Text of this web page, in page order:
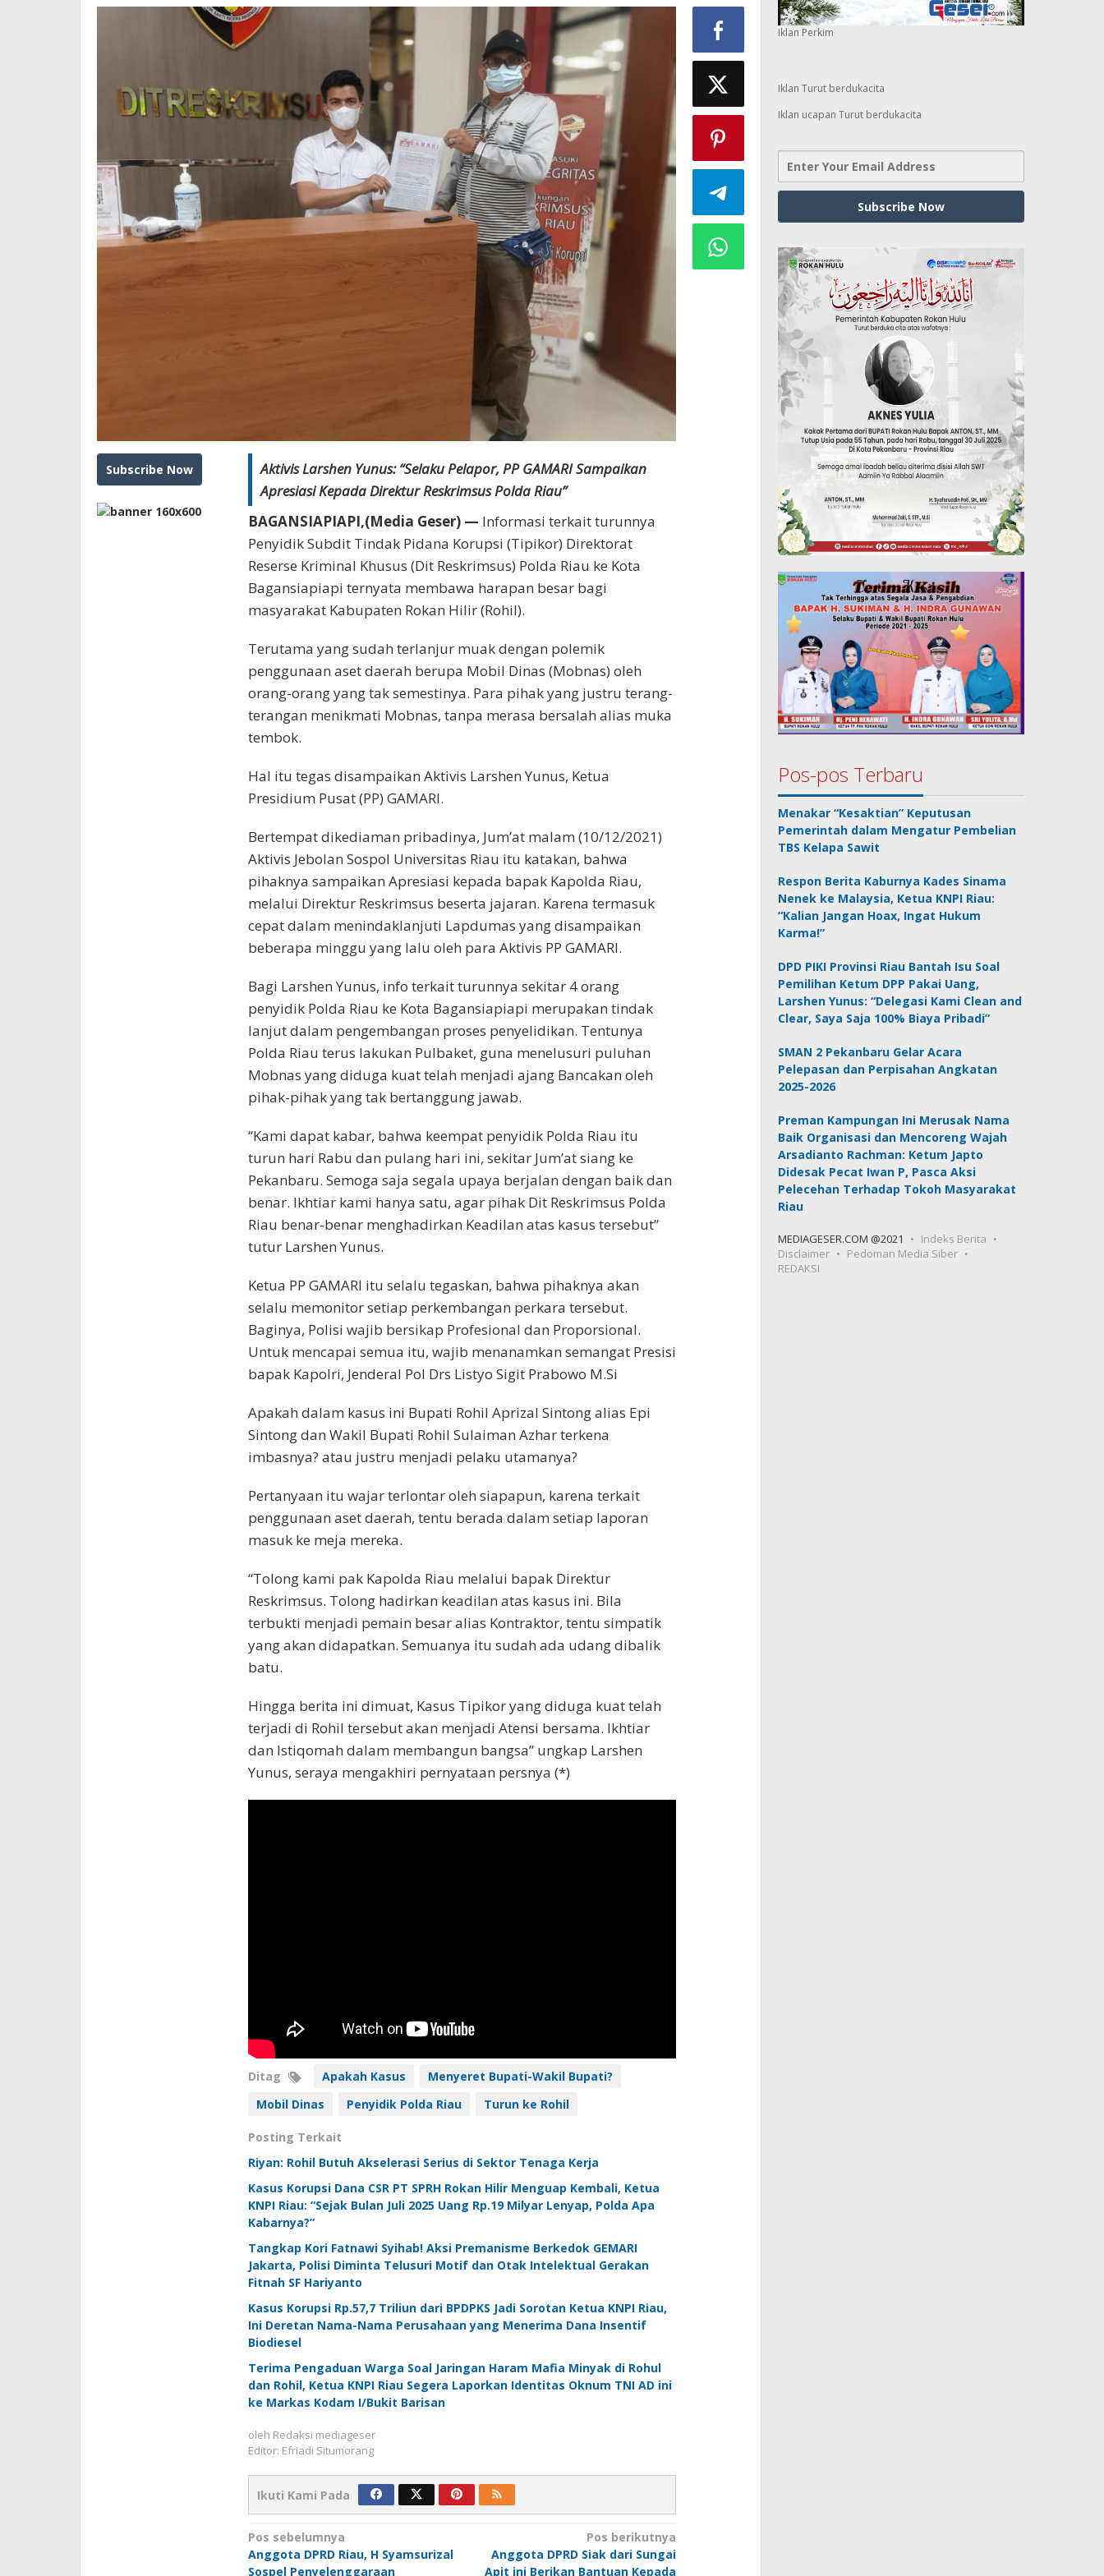
Aktivis Larshen Yunus: “Selaku Pelapor, PP GAMARI Sampaikan
Apresiasi Kepada Direktur Reskrimsus Polda Riau”
BAGANSIAPIAPI,(Media Geser) — Informasi terkait turunnya
Penyidik Subdit Tindak Pidana Korupsi (Tipikor) Direktorat
Reserse Kriminal Khusus (Dit Reskrimsus) Polda Riau ke Kota
Bagansiapiapi ternyata membawa harapan besar bagi
masyarakat Kabupaten Rokan Hilir (Rohil).
Terutama yang sudah terlanjur muak dengan polemik
penggunaan aset daerah berupa Mobil Dinas (Mobnas) oleh
orang-orang yang tak semestinya. Para pihak yang justru terang-
terangan menikmati Mobnas, tanpa merasa bersalah alias muka
tembok.
Hal itu tegas disampaikan Aktivis Larshen Yunus, Ketua
Presidium Pusat (PP) GAMARI.
Bertempat dikediaman pribadinya, Jum’at malam (10/12/2021)
Aktivis Jebolan Sospol Universitas Riau itu katakan, bahwa
pihaknya sampaikan Apresiasi kepada bapak Kapolda Riau,
melalui Direktur Reskrimsus beserta jajaran. Karena termasuk
cepat dalam menindaklanjuti Lapdumas yang disampaikan
beberapa minggu yang lalu oleh para Aktivis PP GAMARI.
Bagi Larshen Yunus, info terkait turunnya sekitar 4 orang
penyidik Polda Riau ke Kota Bagansiapiapi merupakan tindak
lanjut dalam pengembangan proses penyelidikan. Tentunya
Polda Riau terus lakukan Pulbaket, guna menelusuri puluhan
Mobnas yang diduga kuat telah menjadi ajang Bancakan oleh
pihak-pihak yang tak bertanggung jawab.
“Kami dapat kabar, bahwa keempat penyidik Polda Riau itu
turun hari Rabu dan pulang hari ini, sekitar Jum’at siang ke
Pekanbaru. Semoga saja segala upaya berjalan dengan baik dan
benar. Ikhtiar kami hanya satu, agar pihak Dit Reskrimsus Polda
Riau benar-benar menghadirkan Keadilan atas kasus tersebut”
tutur Larshen Yunus.
Ketua PP GAMARI itu selalu tegaskan, bahwa pihaknya akan
selalu memonitor setiap perkembangan perkara tersebut.
Baginya, Polisi wajib bersikap Profesional dan Proporsional.
Untuk mencapai semua itu, wajib menanamkan semangat Presisi
bapak Kapolri, Jenderal Pol Drs Listyo Sigit Prabowo M.Si
Apakah dalam kasus ini Bupati Rohil Aprizal Sintong alias Epi
Sintong dan Wakil Bupati Rohil Sulaiman Azhar terkena
imbasnya? atau justru menjadi pelaku utamanya?
Pertanyaan itu wajar terlontar oleh siapapun, karena terkait
penggunaan aset daerah, tentu berada dalam setiap laporan
masuk ke meja mereka.
“Tolong kami pak Kapolda Riau melalui bapak Direktur
Reskrimsus. Tolong hadirkan keadilan atas kasus ini. Bila
terbukti menjadi pemain besar alias Kontraktor, tentu simpatik
yang akan didapatkan. Semuanya itu sudah ada udang dibalik
batu.
Hingga berita ini dimuat, Kasus Tipikor yang diduga kuat telah
terjadi di Rohil tersebut akan menjadi Atensi bersama. Ikhtiar
dan Istiqomah dalam membangun bangsa” ungkap Larshen
Yunus, seraya mengakhiri pernyataan persnya (*)
Ditag Apakah Kasus
Menyeret Bupati-Wakil Bupati?
Mobil Dinas
Penyidik Polda Riau Turun ke Rohil
Posting Terkait
Riyan: Rohil Butuh Akselerasi Serius di Sektor Tenaga Kerja
Kasus Korupsi Dana CSR PT SPRH Rokan Hilir Menguap Kembali, Ketua
KNPI Riau: “Sejak Bulan Juli 2025 Uang Rp.19 Milyar Lenyap, Polda Apa
Kabarnya?”
Tangkap Kori Fatnawi Syihab! Aksi Premanisme Berkedok GEMARI
Jakarta, Polisi Diminta Telusuri Motif dan Otak Intelektual Gerakan
Fitnah SF Hariyanto
Kasus Korupsi Rp.57,7 Triliun dari BPDPKS Jadi Sorotan Ketua KNPI Riau,
Ini Deretan Nama-Nama Perusahaan yang Menerima Dana Insentif
Biodiesel
Terima Pengaduan Warga Soal Jaringan Haram Mafia Minyak di Rohul
dan Rohil, Ketua KNPI Riau Segera Laporkan Identitas Oknum TNI AD ini
ke Markas Kodam I/Bukit Barisan
oleh Redaksi mediageser
Editor: Efriadi Situmorang
Ikuti Kami Pada
Navigasi
pos
Pos sebelumnya
Anggota DPRD Riau, H Syamsurizal
Sospel Penyelenggaraan
Pos berikutnya
Anggota DPRD Siak dari Sungai
Apit ini Berikan Bantuan Kepada
Iklan Perkim
Iklan Turut berdukacita
Iklan ucapan Turut berdukacita
Pos-pos Terbaru
Menakar “Kesaktian” Keputusan
Pemerintah dalam Mengatur Pembelian
TBS Kelapa Sawit
Respon Berita Kaburnya Kades Sinama
Nenek ke Malaysia, Ketua KNPI Riau:
“Kalian Jangan Hoax, Ingat Hukum
Karma!”
DPD PIKI Provinsi Riau Bantah Isu Soal
Pemilihan Ketum DPP Pakai Uang,
Larshen Yunus: “Delegasi Kami Clean and
Clear, Saya Saja 100% Biaya Pribadi”
SMAN 2 Pekanbaru Gelar Acara
Pelepasan dan Perpisahan Angkatan
2025-2026
Preman Kampungan Ini Merusak Nama
Baik Organisasi dan Mencoreng Wajah
Arsadianto Rachman: Ketum Japto
Didesak Pecat Iwan P, Pasca Aksi
Pelecehan Terhadap Tokoh Masyarakat
Riau
MEDIAGESER.COM @2021
Indeks Berita
Disclaimer
Pedoman Media Siber
REDAKSI